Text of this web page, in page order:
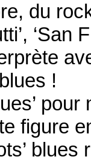
du
‘San
!
figure
blues